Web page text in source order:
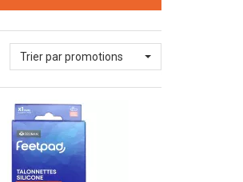
Trier par promotions